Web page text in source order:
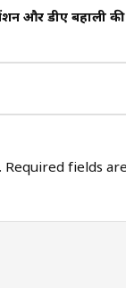
पेंशन और डीए बहाली
Required fields